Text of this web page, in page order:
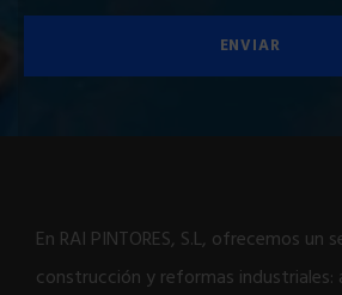
En RAI PINTORES, S.L, ofrecemos un
construcción y reformas industriales: